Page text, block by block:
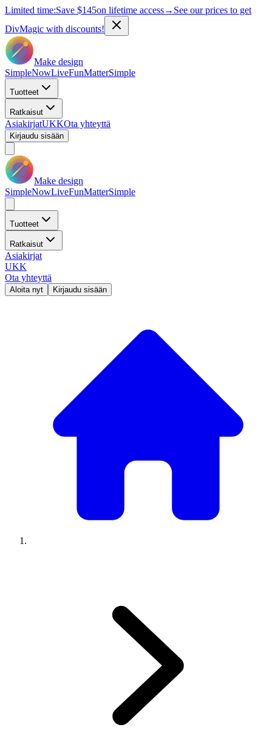
Limited time:Save $145on lifetime access→ See our prices to get
DivMagic with discounts!
Make design
SimpleNowLiveFunMatterSimple
Tuotteet
Ratkaisut
AsiakirjatUKKOta yhteyttä
Kirjaudu sisään
Make design
SimpleNowLiveFunMatterSimple
Tuotteet
Ratkaisut
Asiakirjat
UKK
Ota yhteyttä
Aloita nyt Kirjaudu sisään